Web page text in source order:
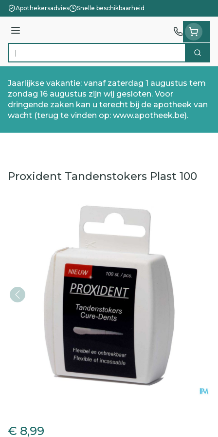
Ga naar de inhoud
Apothekersadvies Snelle beschikbaarheid
Menu
Product, merk, categorie... Zoek
Jaarlijkse vakantie: vanaf zaterdag 1 augustus tem
zondag 16 augustus zijn wij gesloten. Voor
dringende zaken kan u terecht bij de apotheek van
wacht (terug te vinden op: www.apotheek.be).
Proxident Tandenstokers Plast 100
€ 8,99